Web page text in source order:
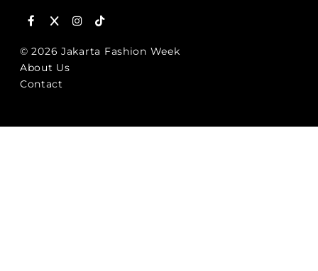
© 2026 Jakarta Fashion Week
About Us
Contact